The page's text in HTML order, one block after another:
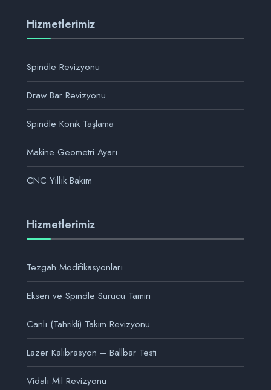
Hizmetlerimiz
Spindle Revizyonu
Draw Bar Revizyonu
Spindle Konik Taşlama
Makine Geometri Ayarı
CNC Yıllık Bakım
Hizmetlerimiz
Tezgah Modifikasyonları
Eksen ve Spindle Sürücü Tamiri
Canlı (Tahrikli) Takım Revizyonu
Lazer Kalibrasyon – Ballbar Testi
Vidalı Mil Revizyonu